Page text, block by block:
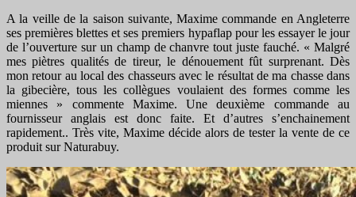
A la veille de la saison suivante, Maxime commande en Angleterre
ses premières blettes et ses premiers hypaflap pour les essayer le jour
de l’ouverture sur un champ de chanvre tout juste fauché. « Malgré
mes piètres qualités de tireur, le dénouement fût surprenant. Dès
mon retour au local des chasseurs avec le résultat de ma chasse dans
la gibecière, tous les collègues voulaient des formes comme les
miennes » commente Maxime. Une deuxième commande au
fournisseur anglais est donc faite. Et d’autres s’enchainement
rapidement.. Très vite, Maxime décide alors de tester la vente de ce
produit sur Naturabuy.